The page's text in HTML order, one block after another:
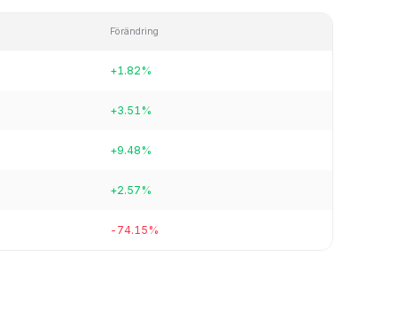
Förändring
+1.82%
+3.51%
+9.48%
+2.57%
-74.15%